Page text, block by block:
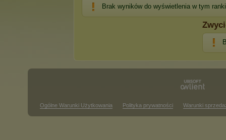
Brak wyników do wyświetlenia w tym
Ogólne Warunki Użytkowania Polityka prywatności Warunki